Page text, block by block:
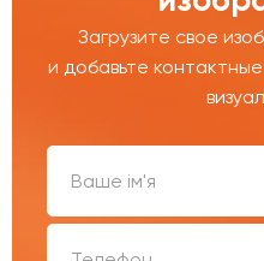
Загрузите свое
и добавьте